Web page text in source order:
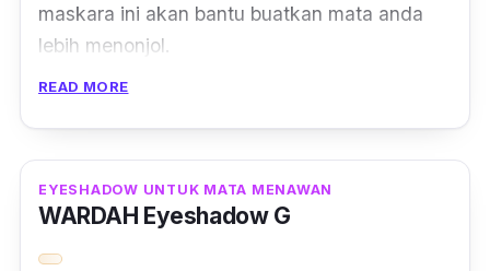
maskara ini akan bantu buatkan mata anda
lebih menonjol.
Sekaligus membuatkan mata anda lebih
terang, besar dan menawan.
Dengan teknik yang betul, mata anda boleh
kelihatan seperti anda memakai
READ MORE
EYESHADOW UNTUK MATA MENAWAN
WARDAH Eyeshadow G